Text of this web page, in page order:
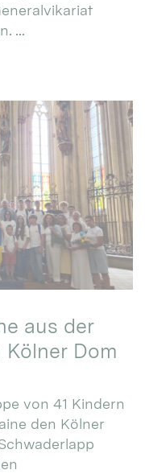
...
aus der
Dom
von 41 Kindern
den Kölner